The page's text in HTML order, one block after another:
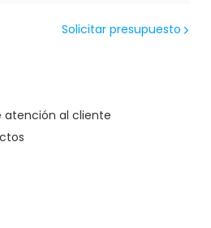
Solicitar presupuesto
atención al cliente